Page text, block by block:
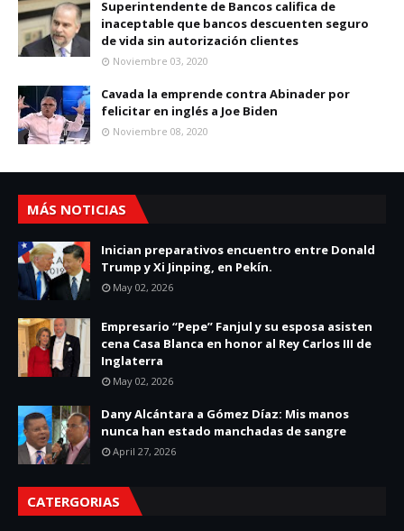
Superintendente de Bancos califica de
inaceptable que bancos descuenten seguro
de vida sin autorización clientes
Noviembre 03, 2020
Cavada la emprende contra Abinader por
felicitar en inglés a Joe Biden
Noviembre 08, 2020
MÁS NOTICIAS
Inician preparativos encuentro entre Donald
Trump y Xi Jinping, en Pekín.
May 02, 2026
Empresario “Pepe” Fanjul y su esposa asisten
cena Casa Blanca en honor al Rey Carlos III de
Inglaterra
May 02, 2026
Dany Alcántara a Gómez Díaz: Mis manos
nunca han estado manchadas de sangre
April 27, 2026
CATERGORIAS